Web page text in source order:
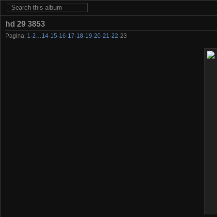
hd 29 3853
Pagina: 1 ·2 14·15·16·17·18·19·20·21 ·22·23